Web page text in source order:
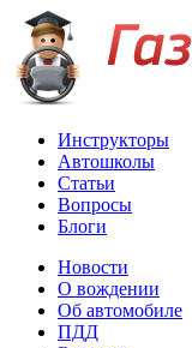
Инструкторы
Автошколы
Статьи
Вопросы
Блоги
Новости
О вождении
Об автомобиле
ПДД